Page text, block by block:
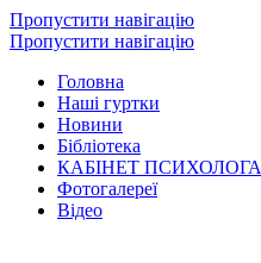
Пропустити навігацію
Пропустити навігацію
Головна
Наші гуртки
Новини
Бібліотека
КАБІНЕТ ПСИХОЛОГА
Фотогалереї
Відео